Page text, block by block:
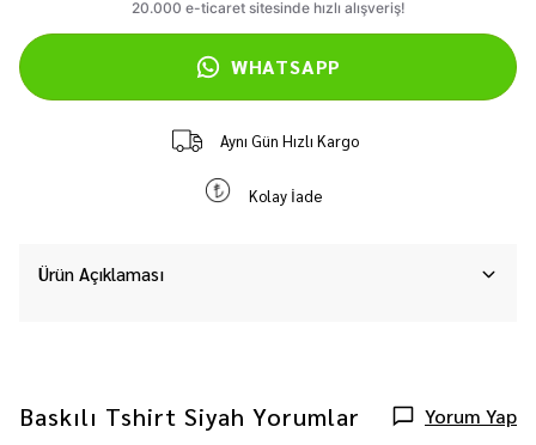
WHATSAPP
Aynı Gün Hızlı Kargo
Kolay İade
Ürün Açıklaması
Baskılı Tshirt Siyah Yorumlar Yorum Yap